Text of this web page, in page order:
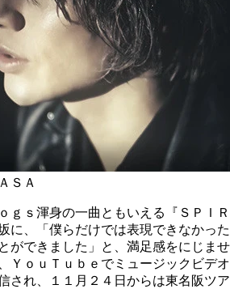
ＳＡ
ｇｓ渾身の一曲ともいえる『ＳＰＩＲ
に、「僕らだけでは表現できなかった
ができました」と、満足感をにじませ
ＹｏｕＴｕｂｅでミュージックビデオ
され、１１月２４日からは東名阪ツア